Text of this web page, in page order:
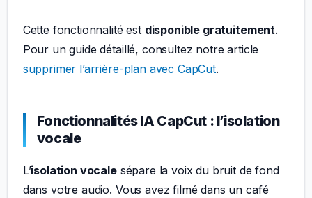
Cette fonctionnalité est disponible gratuitement.
Pour un guide détaillé, consultez notre article
supprimer l’arrière-plan avec CapCut.
Fonctionnalités IA CapCut : l’isolation
vocale
L’isolation vocalesépare la voix du bruit de fond
dans votre audio. Vous avez filmé dans un café